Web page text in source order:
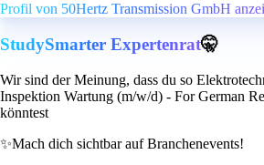
Profil von 50Hertz Transmission GmbH
StudySmarter Expertenrat🤫
Wir sind der Meinung, dass du so
Inspektion Wartung (m/w/d) - For German
könntest
✨Mach dich sichtbar auf Branchenevents!